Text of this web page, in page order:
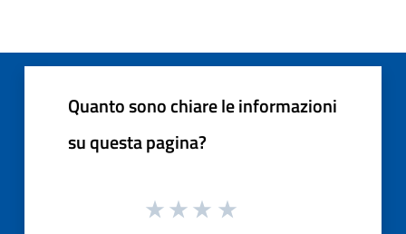
Quanto sono chiare le informazioni
su questa pagina?